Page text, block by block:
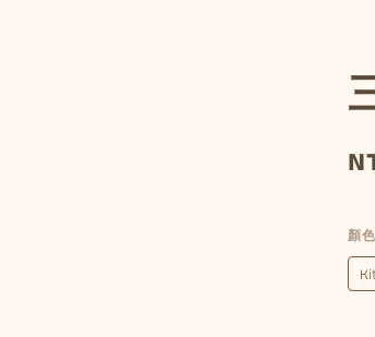
顏色